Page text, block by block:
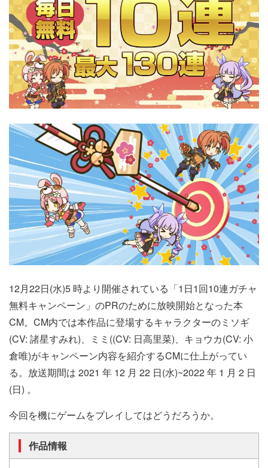
12月22日(水)5 時より開催されている「1日1回10連ガチャ
無料キャンペーン」のPRのために放映開始となった本
CM。CM内では本作品に登場するキャラクターのミソギ
(CV: 諸星すみれ) 、ミミ ((CV: 日高里菜) 、キョウカ(CV: 小
倉唯)がキャンペーン内容を紹介するCMに仕上がってい
る。放送期間は 2021 年 12 月 22 日(水)~2022年 1 月 2 日
(日) 。
今回を機にゲームをプレイしてはどうだろうか。
作品情報